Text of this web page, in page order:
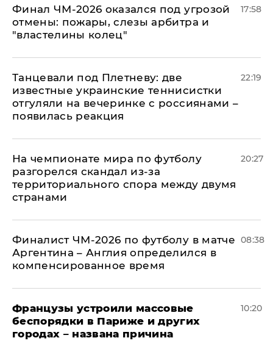
Финал ЧМ-2026 оказался под угрозой
отмены: пожары, слезы арбитра и
"властелины колец"
17:58
Танцевали под Плетневу: две
известные украинские теннисистки
отгуляли на вечеринке с россиянами –
появилась реакция
22:19
На чемпионате мира по футболу
разгорелся скандал из-за
территориального спора между двумя
странами
20:27
Финалист ЧМ-2026 по футболу в матче
Аргентина – Англия определился в
компенсированное время
08:38
Французы устроили массовые
беспорядки в Париже и других
городах – названа причина
10:20